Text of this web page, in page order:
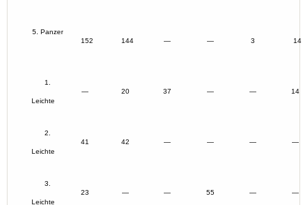
5. Panzer
152
144 — — 3 14
1.
Leichte
— 20 37 — — 14
2.
Leichte
41 42 — — — —
3.
Leichte
23 — — 55 — —